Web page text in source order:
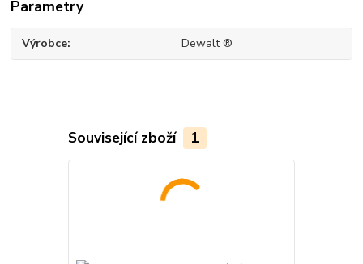
Parametry
Výrobce Dewalt ®
Související zboží 1